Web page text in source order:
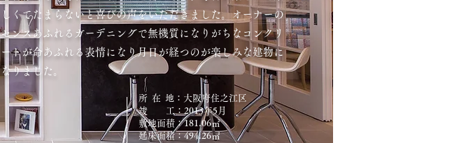
しくてたまらないと喜びの声をいただきました。オーナーの
センスあふれるガーデニングで無機質になりがちなコンクリ
ートが命あふれる表情になり月日が経つのが楽しみな建物に
なりました。
所 在 地：大阪府住之江区
竣 工：2013年5月
敷地面積：181.06​㎡
延床面積：494.26㎡